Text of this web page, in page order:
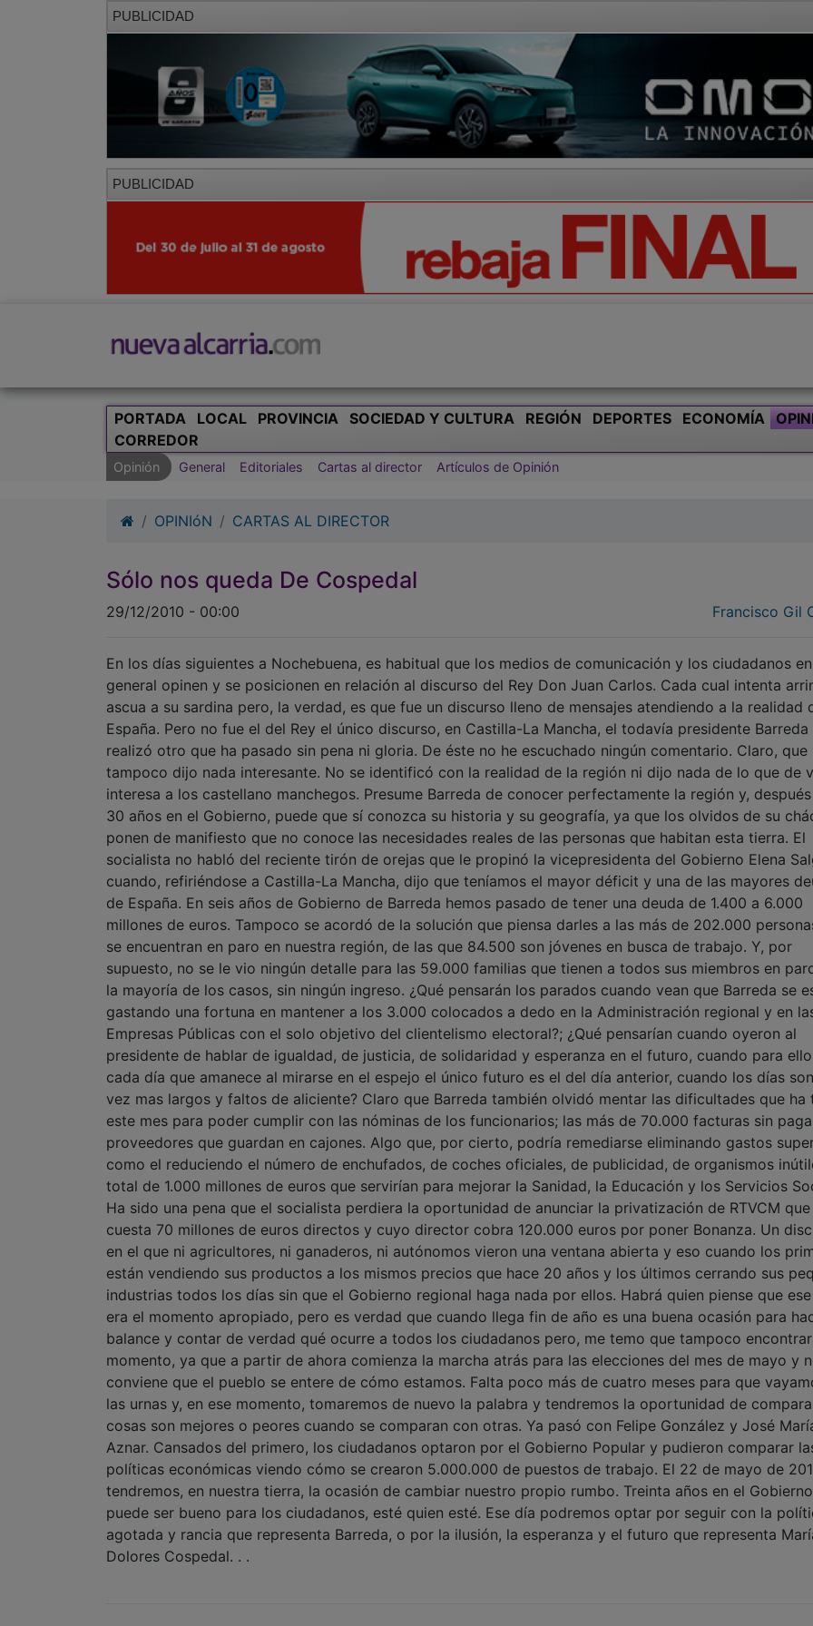
PUBLICIDAD
PUBLICIDAD
PORTADA LOCAL PROVINCIA SOCIEDAD Y CULTURA REGIÓN DEPORTES ECONOMÍA
CORREDOR
Opinión General Editoriales Cartas al director Artículos de Opinión
OPINIóN CARTAS AL DIRECTOR
Sólo nos queda De Cospedal
29/12/2010 - 00:00 Francisco Gil
En los días siguientes a Nochebuena, es habitual que los medios de comunicación y los ciudadanos en
general opinen y se posicionen en relación al discurso del Rey Don Juan Carlos. Cada cual intenta
ascua a su sardina pero, la verdad, es que fue un discurso lleno de mensajes atendiendo a la realidad
España. Pero no fue el del Rey el único discurso, en Castilla-La Mancha, el todavía presidente Barreda
realizó otro que ha pasado sin pena ni gloria. De éste no he escuchado ningún comentario. Claro, que
tampoco dijo nada interesante. No se identificó con la realidad de la región ni dijo nada de lo que de
interesa a los castellano manchegos. Presume Barreda de conocer perfectamente la región y,
30 años en el Gobierno, puede que sí conozca su historia y su geografía, ya que los olvidos de su
ponen de manifiesto que no conoce las necesidades reales de las personas que habitan esta tierra. El
socialista no habló del reciente tirón de orejas que le propinó la vicepresidenta del Gobierno Elena
cuando, refiriéndose a Castilla-La Mancha, dijo que teníamos el mayor déficit y una de las mayores
de España. En seis años de Gobierno de Barreda hemos pasado de tener una deuda de 1.400 a 6.000
millones de euros. Tampoco se acordó de la solución que piensa darles a las más de 202.000
se encuentran en paro en nuestra región, de las que 84.500 son jóvenes en busca de trabajo. Y, por
supuesto, no se le vio ningún detalle para las 59.000 familias que tienen a todos sus miembros en
la mayoría de los casos, sin ningún ingreso. ¿Qué pensarán los parados cuando vean que Barreda se
gastando una fortuna en mantener a los 3.000 colocados a dedo en la Administración regional y en
Empresas Públicas con el solo objetivo del clientelismo electoral?; ¿Qué pensarían cuando oyeron al
presidente de hablar de igualdad, de justicia, de solidaridad y esperanza en el futuro, cuando para
cada día que amanece al mirarse en el espejo el único futuro es el del día anterior, cuando los días
vez mas largos y faltos de aliciente? Claro que Barreda también olvidó mentar las dificultades que ha
este mes para poder cumplir con las nóminas de los funcionarios; las más de 70.000 facturas sin
proveedores que guardan en cajones. Algo que, por cierto, podría remediarse eliminando gastos
como el reduciendo el número de enchufados, de coches oficiales, de publicidad, de organismos
total de 1.000 millones de euros que servirían para mejorar la Sanidad, la Educación y los Servicios
Ha sido una pena que el socialista perdiera la oportunidad de anunciar la privatización de RTVCM
cuesta 70 millones de euros directos y cuyo director cobra 120.000 euros por poner Bonanza. Un
en el que ni agricultores, ni ganaderos, ni autónomos vieron una ventana abierta y eso cuando los
están vendiendo sus productos a los mismos precios que hace 20 años y los últimos cerrando sus
industrias todos los días sin que el Gobierno regional haga nada por ellos. Habrá quien piense que
era el momento apropiado, pero es verdad que cuando llega fin de año es una buena ocasión para
balance y contar de verdad qué ocurre a todos los ciudadanos pero, me temo que tampoco
momento, ya que a partir de ahora comienza la marcha atrás para las elecciones del mes de mayo y
conviene que el pueblo se entere de cómo estamos. Falta poco más de cuatro meses para que
las urnas y, en ese momento, tomaremos de nuevo la palabra y tendremos la oportunidad de
cosas son mejores o peores cuando se comparan con otras. Ya pasó con Felipe González y José
Aznar. Cansados del primero, los ciudadanos optaron por el Gobierno Popular y pudieron comparar
políticas económicas viendo cómo se crearon 5.000.000 de puestos de trabajo. El 22 de mayo de
tendremos, en nuestra tierra, la ocasión de cambiar nuestro propio rumbo. Treinta años en el
puede ser bueno para los ciudadanos, esté quien esté. Ese día podremos optar por seguir con la
agotada y rancia que representa Barreda, o por la ilusión, la esperanza y el futuro que representa
Dolores Cospedal. . .